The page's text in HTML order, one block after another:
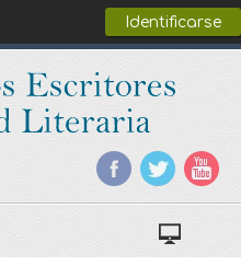
Identificarse